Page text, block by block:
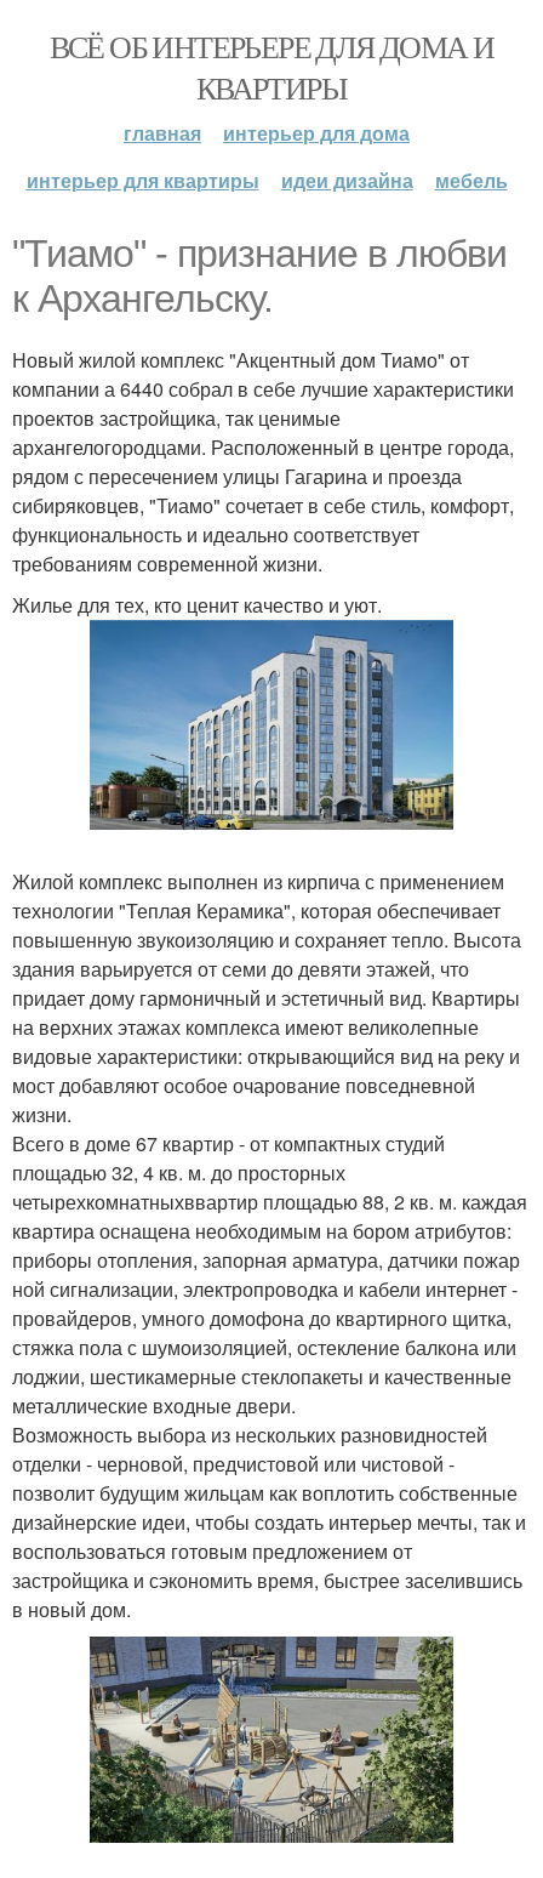
ВСЁ ОБ ИНТЕРЬЕРЕ ДЛЯ ДОМА И
КВАРТИРЫ
главная
интерьер для дома
интерьер для квартиры
идеи дизайна мебель
"Тиамо" - признание в любви
к Архангельску.
Новый жилой комплекс "Акцентный дом Тиамо" от
компании а 6440 собрал в себе лучшие характеристики
проектов застройщика, так ценимые
архангелогородцами. Расположенный в центре города,
рядом с пересечением улицы Гагарина и проезда
сибиряковцев, "Тиамо" сочетает в себе стиль, комфорт,
функциональность и идеально соответствует
требованиям современной жизни.
Жилье для тех, кто ценит качество и уют.
Жилой комплекс выполнен из кирпича с применением
технологии "Теплая Керамика", которая обеспечивает
повышенную звукоизоляцию и сохраняет тепло. Высота
здания варьируется от семи до девяти этажей, что
придает дому гармоничный и эстетичный вид. Квартиры
на верхних этажах комплекса имеют великолепные
видовые характеристики: открывающийся вид на реку и
мост добавляют особое очарование повседневной
жизни.
Всего в доме 67 квартир - от компактных студий
площадью 32, 4 кв. м. до просторных
четырехкомнатныхввартир площадью 88, 2 кв. м. каждая
квартира оснащена необходимым на бором атрибутов:
приборы отопления, запорная арматура, датчики пожар
ной сигнализации, электропроводка и кабели интернет -
провайдеров, умного домофона до квартирного щитка,
стяжка пола с шумоизоляцией, остекление балкона или
лоджии, шестикамерные стеклопакеты и качественные
металлические входные двери.
Возможность выбора из нескольких разновидностей
отделки - черновой, предчистовой или чистовой -
позволит будущим жильцам как воплотить собственные
дизайнерские идеи, чтобы создать интерьер мечты, так и
воспользоваться готовым предложением от
застройщика и сэкономить время, быстрее заселившись
в новый дом.